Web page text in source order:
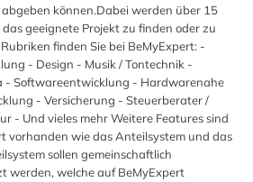
können.Dabei werden über 15
geeignete Projekt zu finden oder zu
finden Sie bei BeMyExpert: -
- Design - Musik / Tontechnik -
- Softwareentwicklung - Hardwarenahe
- Versicherung - Steuerberater /
- Und vieles mehr Weitere Features sind
vorhanden wie das Anteilsystem und das
sollen gemeinschaftlich
werden, welche auf BeMyExpert